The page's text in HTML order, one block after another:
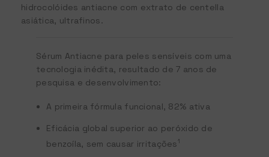
hidrocolóides antiacne com extrato de centella
asiática, ultrafinos.
Sérum Antiacne para peles sensíveis com uma
tecnologia inédita, resultado de 7 anos de
pesquisa e desenvolvimento:
A primeira fórmula funcional, 82% ativa
Eficácia global superior ao peróxido de
benzoíla, sem causar irritações1